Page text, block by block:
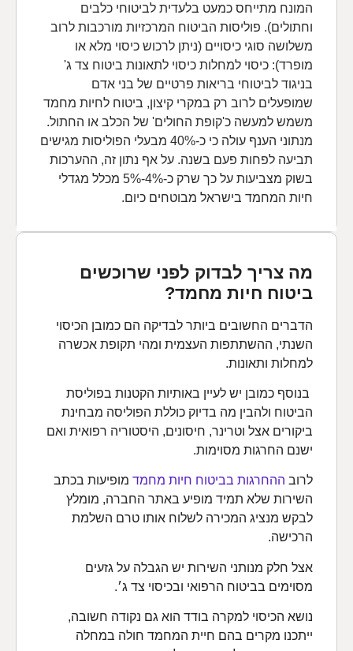
המונח מתייחס כמעט בלעדית לביטוחי כלבים
וחתולים). פוליסות הביטוח המרכזיות מורכבות לרוב
משלושה סוגי כיסויים (ניתן לרכוש כיסוי מלא או
מופרד): כיסוי למחלות כיסוי לתאונות ביטוח צד ג'
בניגוד לביטוחי בריאות פרטיים של בני אדם
שמופעלים לרוב רק במקרי קיצון, ביטוח לחיות מחמד
משמש למעשה כ'קופת החולים' של הכלב או החתול.
מנתוני הענף עולה כי כ-40% מבעלי הפוליסות מגישים
תביעה לפחות פעם בשנה. על אף נתון זה, ההערכות
בשוק מצביעות על כך שרק כ-4%-5% מכלל מגדלי
חיות המחמד בישראל מבוטחים כיום.
מה צריך לבדוק לפני שרוכשים
ביטוח חיות מחמד?
הדברים החשובים ביותר לבדיקה הם כמובן הכיסוי
השנתי, ההשתתפות העצמית ומהי תקופת אכשרה
למחלות ותאונות.
בנוסף כמובן יש לעיין באותיות הקטנות בפוליסת
הביטוח ולהבין מה בדיוק כוללת הפוליסה מבחינת
ביקורים אצל וטרינר, חיסונים, היסטוריה רפואית ואם
ישנם החרגות מסוימות.
לרוב ההחרגות בביטוח חיות מחמד מופיעות בכתב
השירות שלא תמיד מופיע באתר החברה, מומלץ
לבקש מנציג המכירה לשלוח אותו טרם השלמת
הרכישה.
אצל חלק מנותני השירות יש הגבלה על גזעים
מסוימים בביטוח הרפואי ובכיסוי צד ג׳.
נושא הכיסוי למקרה בודד הוא גם נקודה חשובה,
ייתכנו מקרים בהם חיית המחמד חולה במחלה